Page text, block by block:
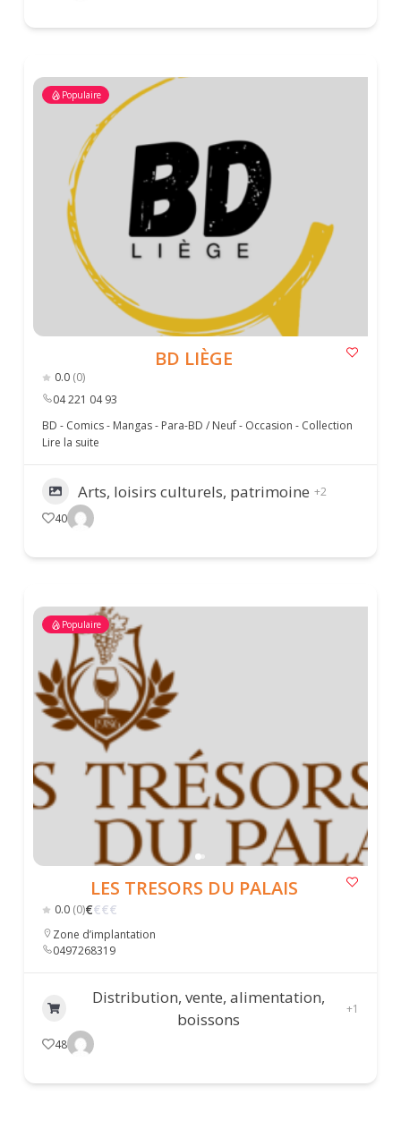
Populaire
BD LIÈGE
0.0 (0)
04 221 04 93
BD - Comics - Mangas - Para-BD / Neuf - Occasion - Collection
Lire la suite
Arts, loisirs culturels, patrimoine +2
40
Populaire
LES TRESORS DU PALAIS
0.0 (0)€€€€
Zone d’implantation
0497268319
Distribution, vente, alimentation,
boissons
+1
48